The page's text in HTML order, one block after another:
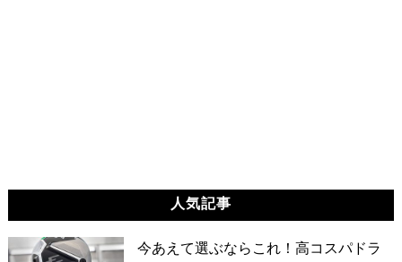
人気記事
今あえて選ぶならこれ！高コスパドラ